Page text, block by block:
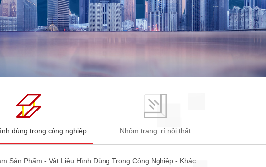
dùng trong công nghiệp Nhôm trang trí nội thất
Sản Phẩm -Vật Liệu Hình Dùng Trong Công Nghiệp - Khác